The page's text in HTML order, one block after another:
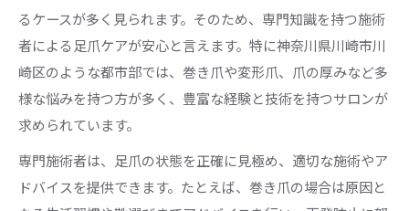
るケースが多く見られます。そのため、専門知識を持つ施術
者による足爪ケアが安心と言えます。特に神奈川県川崎市川
崎区のような都市部では、巻き爪や変形爪、爪の厚みなど多
様な悩みを持つ方が多く、豊富な経験と技術を持つサロンが
求められています。
専門施術者は、足爪の状態を正確に見極め、適切な施術やア
ドバイスを提供できます。たとえば、巻き爪の場合は原因と